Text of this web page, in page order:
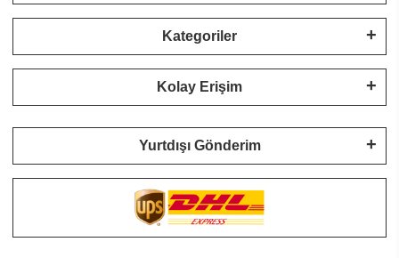
Kategoriler
Kolay Erişim
Yurtdışı Gönderim